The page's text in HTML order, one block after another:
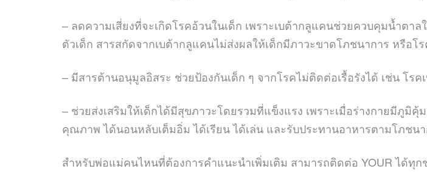
– ลดความเสี่ยงที่จะเกิดโรคอ้วนในเด็ก เพราะเบต้ากลูแคนช่วยควบคุมน้ำต
ตัวเด็ก สารสกัดจากเบต้ากลูแคนไม่ส่งผลให้เด็กมีภาวะขาดโภชนาการ หรือโ
– มีสารต้านอนุมูลอิสระ ช่วยป้องกันเด็ก ๆ จากโรคไม่ติดต่อเรื้อรังได้ เช่น โร
– ช่วยส่งเสริมให้เด็กได้มีสุขภาวะโดยรวมที่แข็งแรง เพราะเมื่อร่างกายมีภู
คุณภาพ ได้นอนหลับเต็มอิ่ม ได้เรียน ได้เล่น และรับประทานอาหารตามโภชน
สำหรับพ่อแม่คนไหนที่ต้องการคำแนะนำเพิ่มเติม สามารถติดต่อ YOUR ได้ทุ